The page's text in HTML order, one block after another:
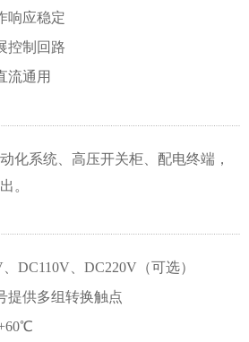
响应稳定
控制回路
流通用
化系统、高压开关柜、配电终端，
。
DC110V、DC220V（可选）
提供多组转换触点